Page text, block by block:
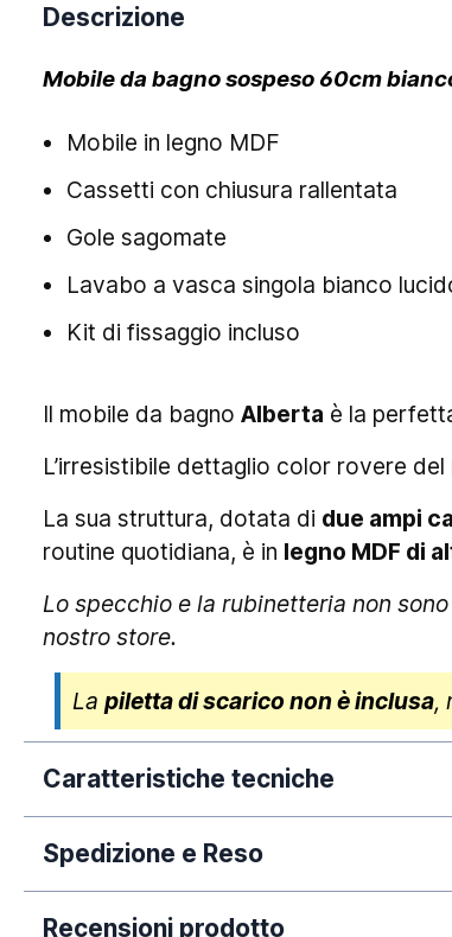
Descrizione
Mobile da bagno sospeso 60cm
Mobile in legno MDF
Cassetti con chiusura rallentata
Gole sagomate
Lavabo a vasca singola bianco
Kit di fissaggio incluso
Il mobile da bagno Alberta è la
L’irresistibile dettaglio color rovere
La sua struttura, dotata di due ampi
routine quotidiana, è in legno MDF di
Lo specchio e la rubinetteria non
nostro store.
La piletta di scarico non è inclusa,
Caratteristiche tecniche
Dimensione:
Finitura lavabo:
Spedizione e Reso
Recensioni prodotto